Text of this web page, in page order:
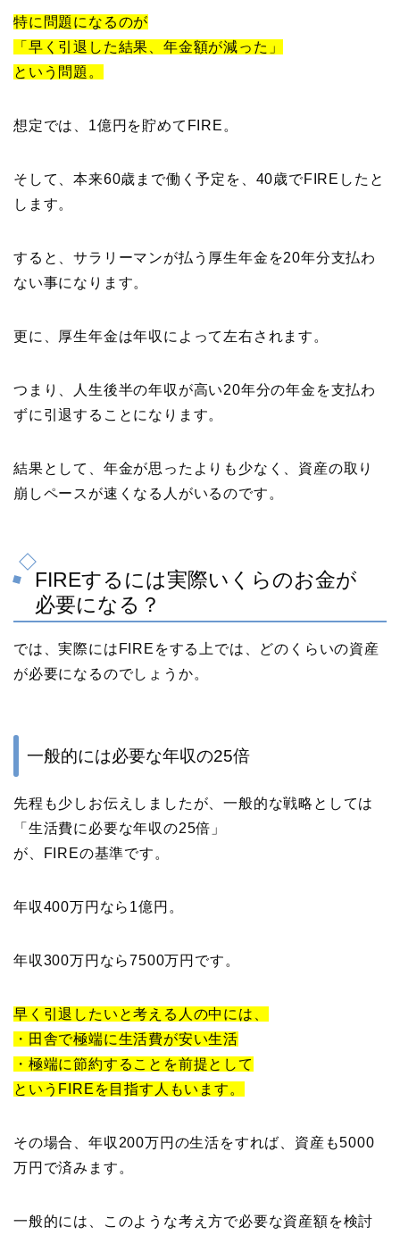
特に問題になるのが
「早く引退した結果、年金額が減った」
という問題。
想定では、1億円を貯めてFIRE。
そして、本来60歳まで働く予定を、40歳でFIREしたと
します。
すると、サラリーマンが払う厚生年金を20年分支払わ
ない事になります。
更に、厚生年金は年収によって左右されます。
つまり、人生後半の年収が高い20年分の年金を支払わ
ずに引退することになります。
結果として、年金が思ったよりも少なく、資産の取り
崩しペースが速くなる人がいるのです。
FIREするには実際いくらのお金が
必要になる？
では、実際にはFIREをする上では、どのくらいの資産
が必要になるのでしょうか。
一般的には必要な年収の25倍
先程も少しお伝えしましたが、一般的な戦略としては
「生活費に必要な年収の25倍」
が、FIREの基準です。
年収400万円なら1億円。
年収300万円なら7500万円です。
早く引退したいと考える人の中には、
・田舎で極端に生活費が安い生活
・極端に節約することを前提として
というFIREを目指す人もいます。
その場合、年収200万円の生活をすれば、資産も5000
万円で済みます。
一般的には、このような考え方で必要な資産額を検討